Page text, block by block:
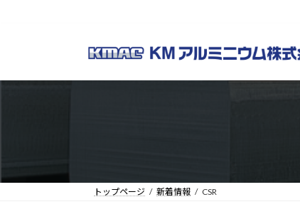
キ
に
トップページ 新着情報 CSR